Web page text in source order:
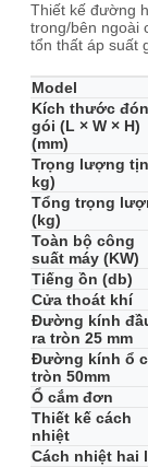
Thiết kế đường
trong/bên ngoài
tổn thất áp suất
Model
Kích thước
gói (L × W × H)
(mm)
Trọng lượng
kg)
Tổng trọng
(kg)
Toàn bộ công
suất máy (KW)
Tiếng ồn (db)
Cửa thoát khí
Đường kính
ra tròn 25 mm
Đường kính ổ
tròn 50mm
Ổ cắm đơn
Thiết kế cách
nhiệt
Cách nhiệt hai